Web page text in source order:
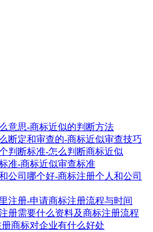
意思-商标近似的判断方法
断定和审查的-商标近似审查技巧
判断标准-怎么判断商标近似
准-商标近似审查标准
公司哪个好-商标注册个人和公司
注册-申请商标注册流程与时间
册需要什么资料及商标注册流程
商标对企业有什么好处